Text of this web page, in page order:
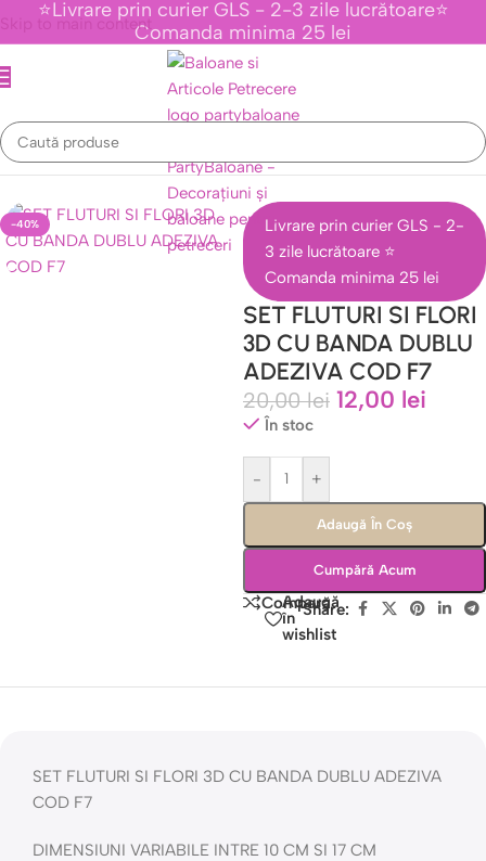
Skip to main content
⭐Livrare prin curier GLS - 2-3 zile lucrătoare⭐
Comanda minima 25 lei
Prima pagină/Stickere de perete/Stickere Cu Fluturi
-40%
Livrare prin curier GLS - 2-
3 zile lucrătoare ⭐
Comanda minima 25 lei
SET FLUTURI SI FLORI
3D CU BANDA DUBLU
ADEZIVA COD F7
20,00lei 12,00 lei
În stoc
- +
Adaugă În Coș
Cumpără Acum
Compară
Adaugă
în
wishlist
Share:
SET FLUTURI SI FLORI 3D CU BANDA DUBLU ADEZIVA
COD F7
DIMENSIUNI VARIABILE INTRE 10 CM SI 17 CM